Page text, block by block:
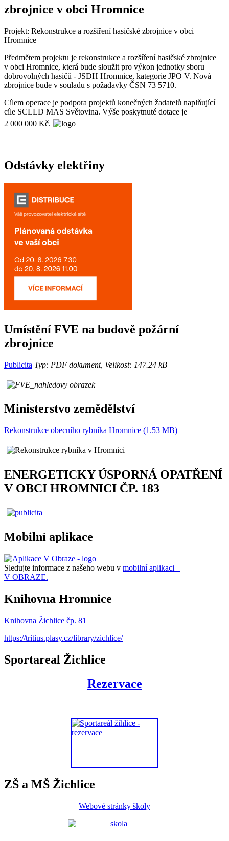
zbrojnice v obci Hromnice
Projekt: Rekonstrukce a rozšíření hasičské zbrojnice v obci
Hromnice
Předmětem projektu je rekonstrukce a rozšíření hasičské zbrojnice
v obci Hromnice, která bude sloužit pro výkon jednotky sboru
dobrovolných hasičů - JSDH Hromnice, kategorie JPO V. Nová
zbrojnice bude v souladu s požadavky ČSN 73 5710.
Cílem operace je podpora projektů konečných žadatelů naplňující
cíle SCLLD MAS Světovina. Výše poskytnuté dotace je
2 000 000 Kč.
Odstávky elektřiny
Umístění FVE na budově požární
zbrojnice
Publicita Typ: PDF dokument, Velikost: 147.24 kB
Ministerstvo zemědělství
Rekonstrukce obecního rybníka Hromnice (1.53 MB)
ENERGETICKY ÚSPORNÁ OPATŘENÍ
V OBCI HROMNICI ČP. 183
Mobilní aplikace
Sledujte informace z našeho webu v mobilní aplikaci –
V OBRAZE.
Knihovna Hromnice
Knihovna Žichlice čp. 81
https://tritius.plasy.cz/library/zichlice/
Sportareal Žichlice
Rezervace
ZŠ a MŠ Žichlice
Webové stránky školy